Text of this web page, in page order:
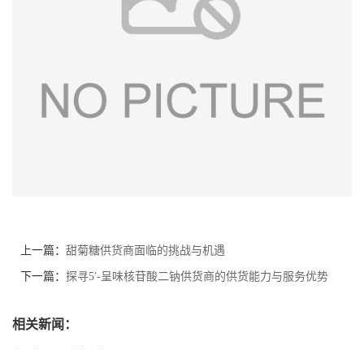
上一篇： 甜菊糖供货商面临的挑战与机遇
下一篇： 探寻5′-呈味核苷酸二钠供货商的供货能力与服务优势
相关新闻：